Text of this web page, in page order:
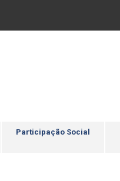
Participação Social